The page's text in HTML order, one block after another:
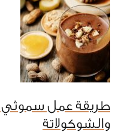
طريقة عمل سموثي
والشوكولاتة